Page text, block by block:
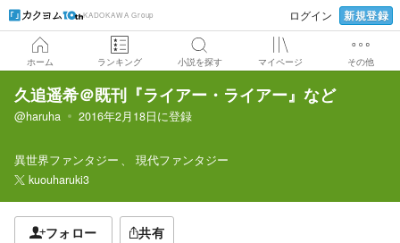
KADOKAWA Group ログイン 新規登録
ホーム ランキング 小説を探す マイページ その他
久追遥希＠既刊『ライアー・ライアー』など
@haruha 2016年2月18日に登録
異世界ファンタジー
現代ファンタジー
kuouharuki3
フォロー 共有